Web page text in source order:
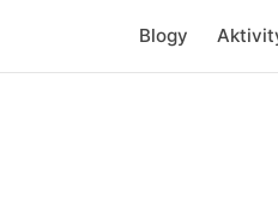
Blogy